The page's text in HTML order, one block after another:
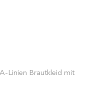
Linien Brautkleid mit